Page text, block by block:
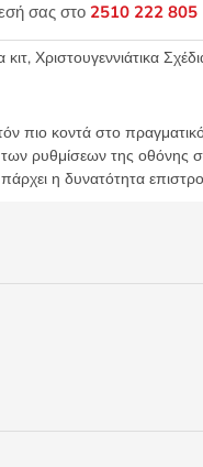
σας στο 2510 222 805
κιτ, Χριστουγεννιάτικα
πιο κοντά στο
ρυθμίσεων της οθόνης
η δυνατότητα